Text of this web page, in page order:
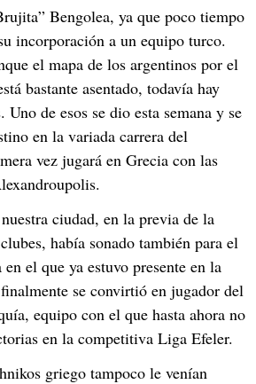
Bengolea, ya que poco tiempo
incorporación a un equipo turco.
el mapa de los argentinos por el
bastante asentado, todavía hay
de esos se dio esta semana y se
en la variada carrera del
vez jugará en Grecia con las
ciudad, en la previa de la
había sonado también para el
el que ya estuvo presente en la
se convirtió en jugador del
equipo con el que hasta ahora no
en la competitiva Liga Efeler.
griego tampoco le venían